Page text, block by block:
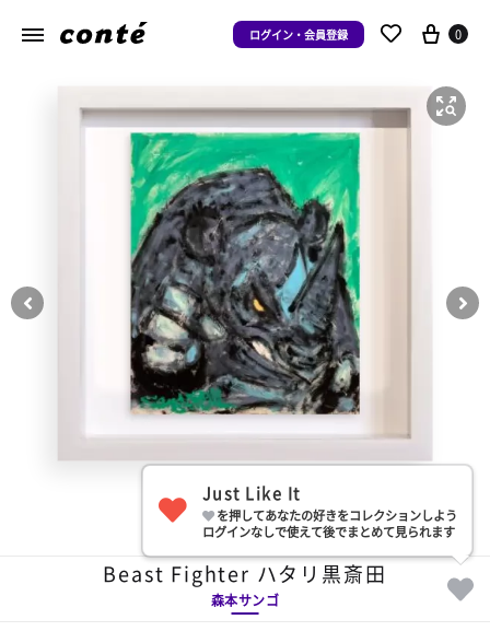
ログイン・会員登録 0
部屋に飾る
Beast Fighter ハタリ黒斎田
森本サンゴ
Just Like It
を押してあなたの好きをコレクションしよう
ログインなしで使えて後でまとめて見られます